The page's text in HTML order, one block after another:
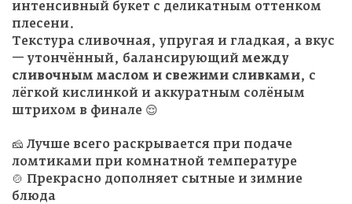
интенсивный букет с деликатным оттенком
плесени.
Текстура сливочная, упругая и гладкая, а вкус
— утончённый, балансирующий между
сливочным маслом и свежими сливками, с
лёгкой кислинкой и аккуратным солёным
штрихом в финале 😌
🧀 Лучше всего раскрывается при подаче
ломтиками при комнатной температуре
🍲 Прекрасно дополняет сытные и зимние
блюда